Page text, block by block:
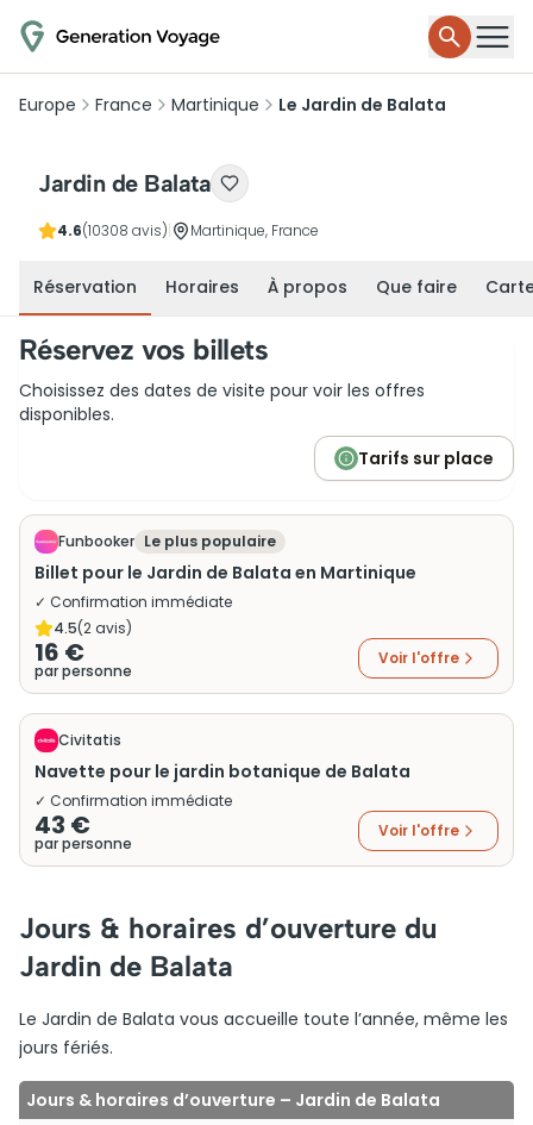
Europe France Martinique Le Jardin de Balata
Jardin de Balata
4.6(10308 avis) Martinique, France
Réservation Horaires À propos Que faire
Réservez vos billets
Choisissez des dates de visite pour voir les offres
disponibles.
Tarifs sur place
Funbooker Le plus populaire
Billet pour le Jardin de Balata en Martinique
✓ Confirmation immédiate
4.5(2avis)
16 €
par personne
Voir l'offre
Civitatis
Navette pour le jardin botanique de Balata
✓ Confirmation immédiate
43 €
par personne
Voir l'offre
Jours & horaires d’ouverture du
Jardin de Balata
Le Jardin de Balata vous accueille toute l’année, même les
jours fériés.
Jours & horaires d’ouverture – Jardin de Balata